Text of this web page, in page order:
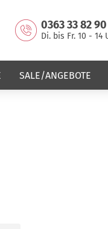
0363 33 82
Di. bis Fr. 10 - 14
SALE/ANGEBOTE